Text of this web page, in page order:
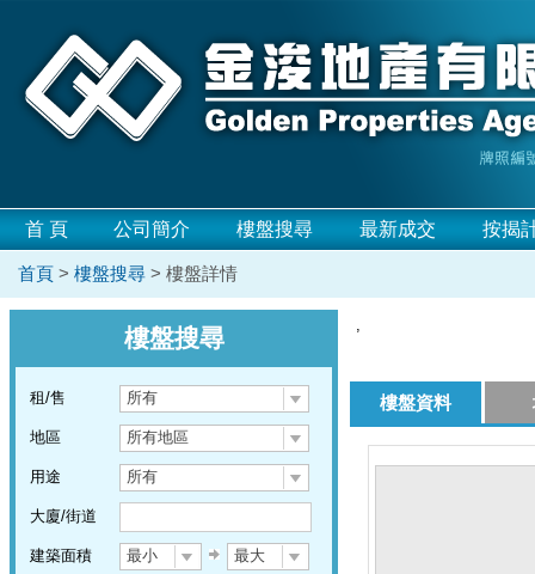
首 頁 公司簡介 樓盤搜尋 最新成交 按揭
首頁 > 樓盤搜尋 > 樓盤詳情
樓盤搜尋
租/售 所有
地區 所有地區
用途 所有
大廈/街道
建築面積 最小 最大
,
樓盤資料